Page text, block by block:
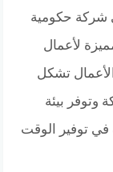
شركة حكومية
لأعمال
تشكل
وتوفر بيئة
في توفير الوقت